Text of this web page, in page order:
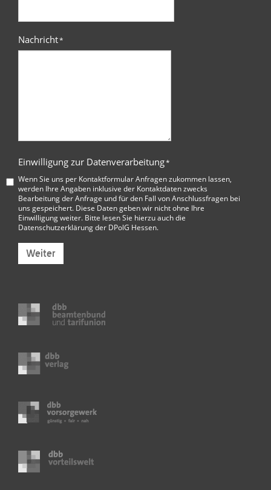
Nachricht*
Einwilligung zur Datenverarbeitung*
Wenn Sie uns per Kontaktformular Anfragen zukommen lassen,
werden Ihre Angaben inklusive der Kontaktdaten zwecks
Bearbeitung der Anfrage und für den Fall von Anschlussfragen bei
uns gespeichert. Diese Daten geben wir nicht ohne Ihre
Einwilligung weiter. Bitte lesen Sie hierzu auch die
Datenschutzerklärung der DPolG Hessen.
Weiter